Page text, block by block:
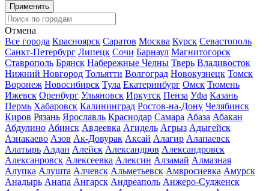
Применить
Отмена
Все города Красноярск Саратов Москва Курск Севастополь
Санкт-Петербург Липецк Сочи Барнаул Магнитогорск
Ставрополь Брянск Набережные Челны Тверь Владивосток
Нижний Новгород Тольятти Волгоград Новокузнецк Томск
Воронеж Новосибирск Тула Екатеринбург Омск Тюмень
Ижевск Оренбург Ульяновск Иркутск Пенза Уфа Казань
Пермь Хабаровск Калининград Ростов-на-Дону Челябинск
Киров Рязань Ярославль Краснодар Самара Абаза Абакан
Абдулино Абинск Авдеевка Агидель Агрыз Адыгейск
Азнакаево Азов Ак-Довурак Аксай Алагир Алапаевск
Алатырь Алдан Алейск Александров Александровск
Алексанровск Алексеевка Алексин Алзамай Алмазная
Алупка Алушта Алчевск Альметьевск Амвросиевка Амурск
Анадырь Анапа Ангарск Андреаполь Анжеро-Судженск